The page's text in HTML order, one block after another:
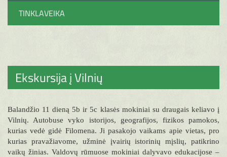
TINKLAVEIKA
Ekskursija į Vilnių
Balandžio 11 dieną 5b ir 5c klasės mokiniai su draugais keliavo į
Vilnių. Autobuse vyko istorijos, geografijos, fizikos pamokos,
kurias vedė gidė Filomena. Ji pasakojo vaikams apie vietas, pro
kurias pravažiavome, užminė įvairių istorinių mįslių, patikrino
vaikų žinias. Valdovų rūmuose mokiniai dalyvavo edukacijose –